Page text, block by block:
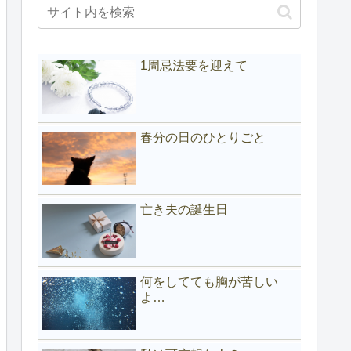
1周忌法要を迎えて
春分の日のひとりごと
亡き夫の誕生日
何をしてても胸が苦しい
よ…